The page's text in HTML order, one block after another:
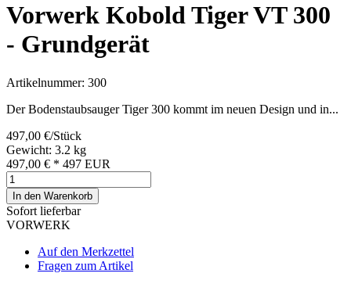
Vorwerk Kobold Tiger VT 300
- Grundgerät
Artikelnummer: 300
Der Bodenstaubsauger Tiger 300 kommt im neuen Design und in...
497,00 €/Stück
Gewicht: 3.2 kg
497,00 € * 497 EUR
In den Warenkorb
Sofort lieferbar
VORWERK
Auf den Merkzettel
Fragen zum Artikel